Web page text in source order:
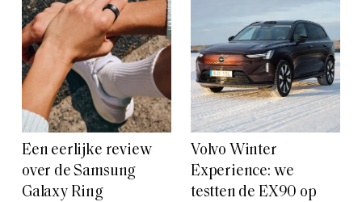
Een eerlijke review
over de Samsung
Galaxy Ring
Volvo Winter
Experience: we
testten de EX90 op